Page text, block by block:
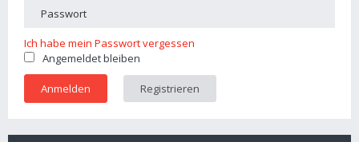
Ich habe mein Passwort vergessen
Angemeldet bleiben
Registrieren